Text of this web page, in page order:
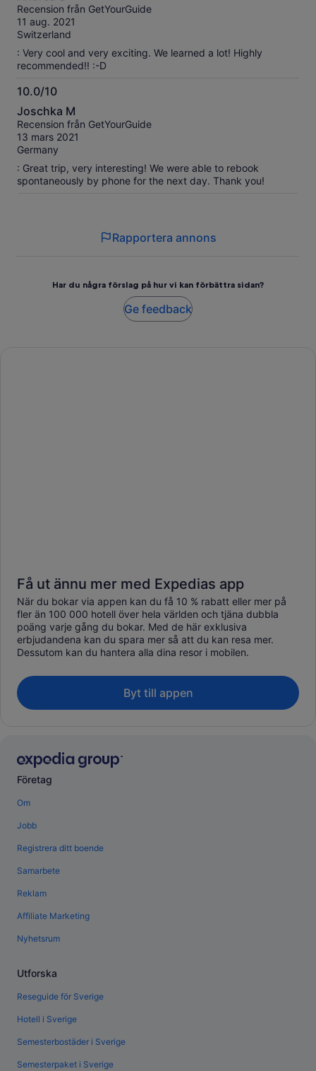
om
våra
verifierade
av
10
Recension från GetYourGuide
11 aug. 2021
Switzerland
: Very cool and very exciting. We learned a lot! Highly
recommended!! :-D
10.0/10
10.0
av
10
Joschka M
Recension från GetYourGuide
13 mars 2021
Germany
: Great trip, very interesting! We were able to rebook
spontaneously by phone for the next day. Thank you!
Rapportera annons
Har du några förslag på hur vi kan förbättra sidan?
Ge feedback
Få ut ännu mer med Expedias app
När du bokar via appen kan du få 10 % rabatt eller mer på
fler än 100 000 hotell över hela världen och tjäna dubbla
poäng varje gång du bokar. Med de här exklusiva
erbjudandena kan du spara mer så att du kan resa mer.
Dessutom kan du hantera alla dina resor i mobilen.
Byt till appen
Företag
Om
Jobb
Registrera ditt boende
Samarbete
Reklam
Affiliate Marketing
Nyhetsrum
Utforska
Reseguide för Sverige
Hotell i Sverige
Semesterbostäder i Sverige
Semesterpaket i Sverige